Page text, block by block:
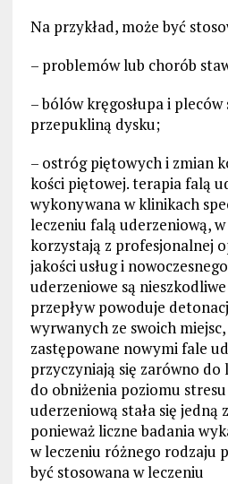
Na przykład, może być
– problemów lub chorób
– bólów kręgosłupa i
przepukliną dysku;
– ostróg piętowych i zmian
kości piętowej. terapia falą
wykonywana w klinikach
leczeniu falą uderzeniową,
korzystają z profesjonalnej
jakości usług i
uderzeniowe są
przepływ powoduje
wyrwanych ze swoich
zastępowane nowymi fale
przyczyniają się zarówno do
do obniżenia poziomu
uderzeniową stała się jedną
ponieważ liczne badania
w leczeniu różnego rodzaju
być stosowana w leczeniu